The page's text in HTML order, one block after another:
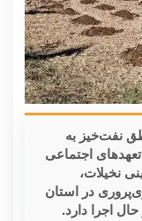
نفت‌خیز به
اجتماعی
نخیلات،
در استان